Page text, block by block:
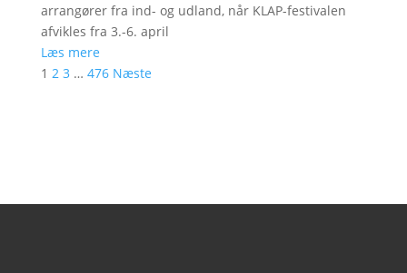
arrangører fra ind- og udland, når KLAP-festivalen
afvikles fra 3.-6. april
Læs mere
1 2 3 … 476 Næste